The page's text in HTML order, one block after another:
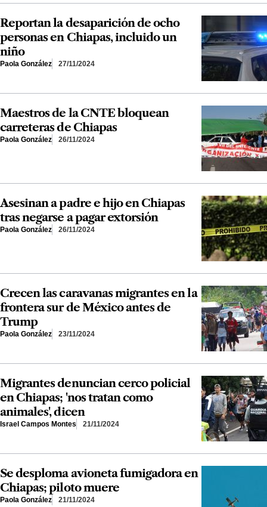
Reportan la desaparición de ocho
personas en Chiapas, incluido un
niño
Paola González 27/11/2024
Maestros de la CNTE bloquean
carreteras de Chiapas
Paola González 26/11/2024
Asesinan a padre e hijo en Chiapas
tras negarse a pagar extorsión
Paola González 26/11/2024
Crecen las caravanas migrantes en la
frontera sur de México antes de
Trump
Paola González 23/11/2024
Migrantes denuncian cerco policial
en Chiapas; 'nos tratan como
animales', dicen
Israel Campos Montes 21/11/2024
Se desploma avioneta fumigadora en
Chiapas; piloto muere
Paola González 21/11/2024